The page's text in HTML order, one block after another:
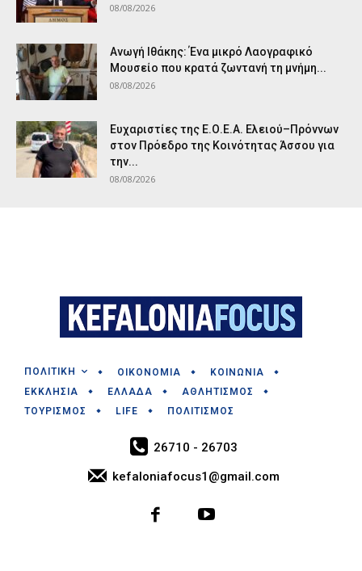
08/08/2026
Ανωγή Ιθάκης: Ένα μικρό Λαογραφικό
Μουσείο που κρατά ζωντανή τη μνήμη...
08/08/2026
Ευχαριστίες της Ε.Ο.Ε.Α. Ελειού–Πρόννων
στον Πρόεδρο της Κοινότητας Άσσου για
την...
08/08/2026
ΠΟΛΙΤΙΚΗ ΟΙΚΟΝΟΜΙΑ
ΚΟΙΝΩΝΙΑ
ΕΚΚΛΗΣΙΑ
ΕΛΛΑΔΑ
ΑΘΛΗΤΙΣΜΟΣ
ΤΟΥΡΙΣΜΟΣ
LIFE ΠΟΛΙΤΙΣΜΟΣ
26710 - 26703
kefaloniafocus1@gmail.com